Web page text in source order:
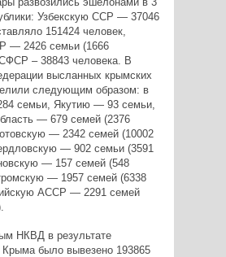
Узбекскую ССР — 37046
151424 человек,
— 2426 семьи (1666
– 38843 человека. В
высланных крымских
следующим образом: в
семьи, Якутию — 93 семьи,
— 679 семей (2376
— 2342 семей (10002
— 902 семьи (3591
— 157 семей (548
— 1957 семей (6338
АССР — 2291 семей
НКВД в результате
Крыма было вывезено 193865